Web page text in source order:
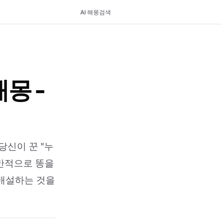
AI 해몽검색
몽 -
신이 꾼 "누
적으로 똥을
설하는 것을